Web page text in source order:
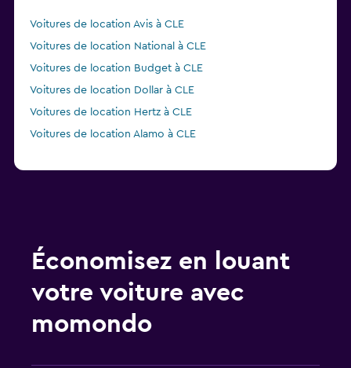
Voitures de location Avis à CLE
Voitures de location National à CLE
Voitures de location Budget à CLE
Voitures de location Dollar à CLE
Voitures de location Hertz à CLE
Voitures de location Alamo à CLE
Économisez en louant
votre voiture avec
momondo